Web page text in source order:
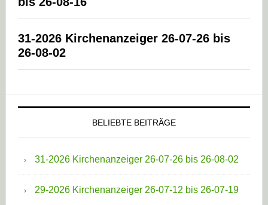
31-2026 Kirchenanzeiger 26-07-26 bis
26-08-02
BELIEBTE BEITRÄGE
31-2026 Kirchenanzeiger 26-07-26 bis 26-08-02
29-2026 Kirchenanzeiger 26-07-12 bis 26-07-19